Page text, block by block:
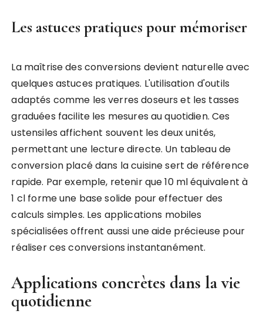
Les astuces pratiques pour mémoriser
La maîtrise des conversions devient naturelle avec
quelques astuces pratiques. L'utilisation d'outils
adaptés comme les verres doseurs et les tasses
graduées facilite les mesures au quotidien. Ces
ustensiles affichent souvent les deux unités,
permettant une lecture directe. Un tableau de
conversion placé dans la cuisine sert de référence
rapide. Par exemple, retenir que 10 ml équivalent à
1 cl forme une base solide pour effectuer des
calculs simples. Les applications mobiles
spécialisées offrent aussi une aide précieuse pour
réaliser ces conversions instantanément.
Applications concrètes dans la vie
quotidienne